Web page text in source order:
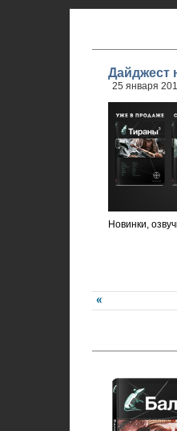
Дайджест
25 января
Новинки,